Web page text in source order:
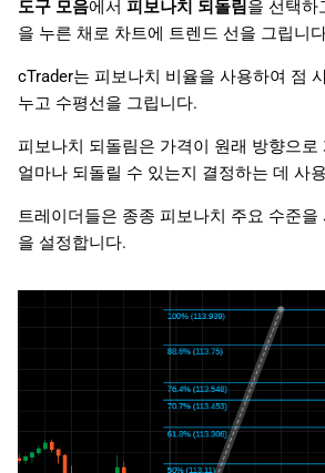
도구 모음에서 피보나치 되돌림을 선택하
을 누른 채로 차트에 트렌드 선을 그립니
cTrader는 피보나치 비율을 사용하여 점
누고 수평선을 그립니다.
피보나치 되돌림은 가격이 원래 방향으로
얼마나 되돌릴 수 있는지 결정하는 데 사
트레이더들은 종종 피보나치 주요 수준을
을 설정합니다.